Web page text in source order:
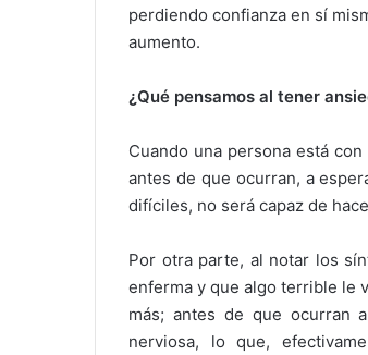
perdiendo confianza en sí
aumento.
¿Qué pensamos al tener
Cuando una persona está
antes de que ocurran, a
difíciles, no será capaz de
Por otra parte, al notar los
enferma y que algo terrible le
más; antes de que ocurran
nerviosa, lo que,